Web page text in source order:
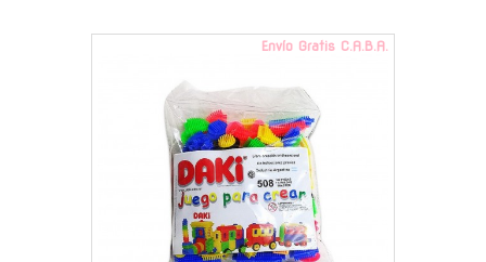
Envío Gratis C.A.B.A.